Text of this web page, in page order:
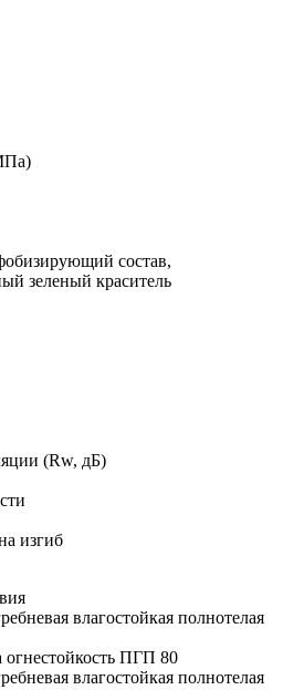
состав,
зеленый краситель
(Rw, дБ)
изгиб
ПГП 80